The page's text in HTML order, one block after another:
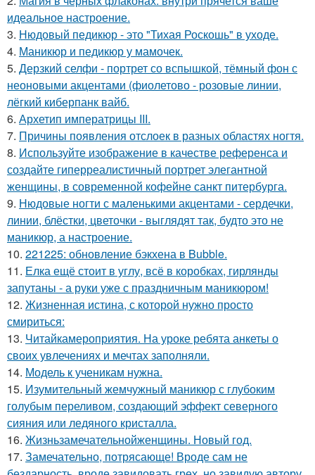
идеальное настроение.
3. Нюдовый педикюр - это "Тихая Роскошь" в уходе.
4. Маникюр и педикюр у мамочек.
5. Дерзкий селфи - портрет со вспышкой, тёмный фон с
неоновыми акцентами (фиолетово - розовые линии,
лёгкий киберпанк вайб.
6. Архетип императрицы III.
7. Причины появления отслоек в разных областях ногтя.
8. Используйте изображение в качестве референса и
создайте гиперреалистичный портрет элегантной
женщины, в современной кофейне санкт питербурга.
9. Нюдовые ногти с маленькими акцентами - сердечки,
линии, блёстки, цветочки - выглядят так, будто это не
маникюр, а настроение.
10. 221225: обновление бэкхена в Bubble.
11. Елка ещё стоит в углу, всё в коробках, гирлянды
запутаны - а руки уже с праздничным маникюром!
12. Жизненная истина, с которой нужно просто
смириться:
13. Читайкамероприятия. На уроке ребята анкеты о
своих увлечениях и мечтах заполняли.
14. Модель к ученикам нужна.
15. Изумительный жемчужный маникюр с глубоким
голубым переливом, создающий эффект северного
сияния или ледяного кристалла.
16. Жизньзамечательнойженщины. Новый год.
17. Замечательно, потрясающе! Вроде сам не